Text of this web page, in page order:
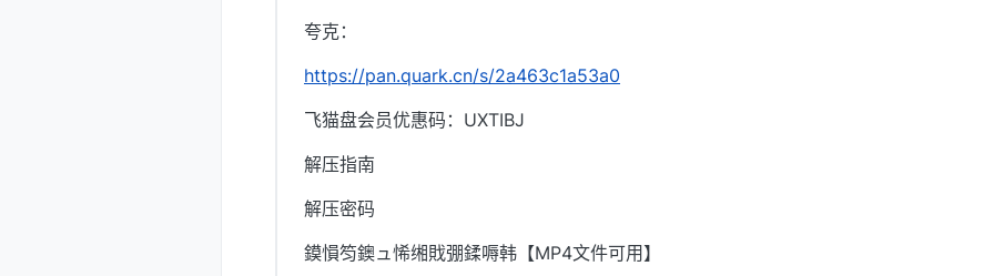
夸克：
https://pan.quark.cn/s/2a463c1a53a0
飞猫盘会员优惠码：UXTIBJ
解压指南
解压密码
鏌愪笉鐭ュ悕缃戝弸鍒嗕韩【MP4文件可用】